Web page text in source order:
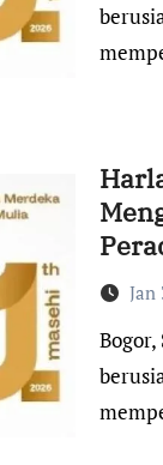
Jan
Bogor, Suara Indonesia – Nahdlatul Ulama akan genap